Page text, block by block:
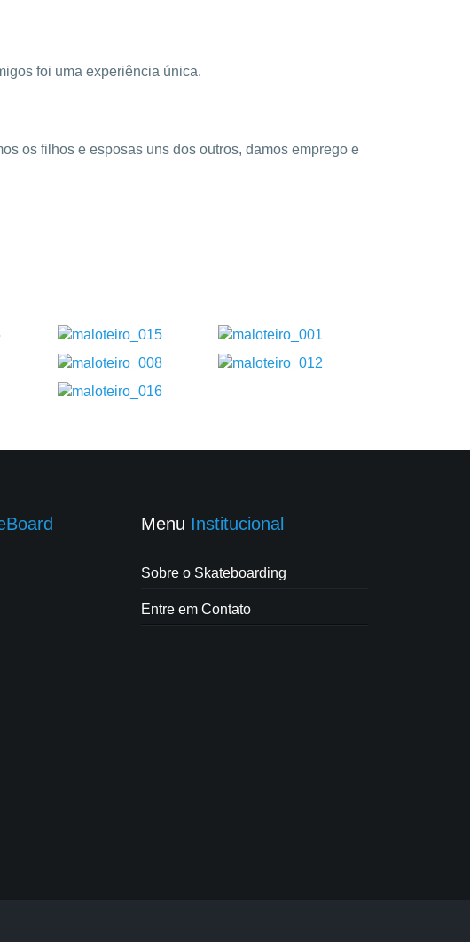
foi uma experiência única.
os filhos e esposas uns dos outros, damos emprego e
Menu Institucional
Sobre o Skateboarding
Entre em Contato